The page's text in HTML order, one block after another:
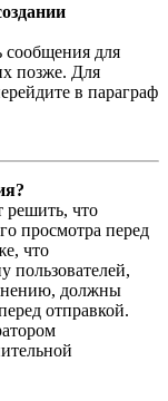
сообщения для
позже. Для
в параграф
решить, что
просмотра перед
что
пользователей,
должны
отправкой.